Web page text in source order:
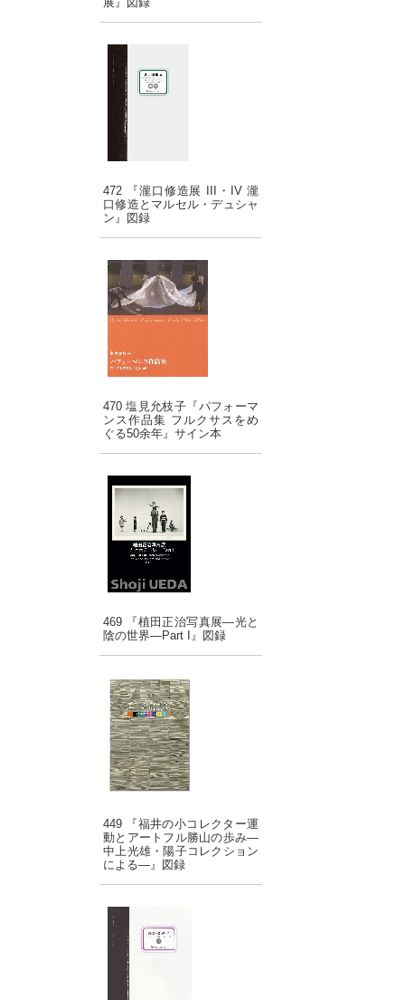
472 『瀧口修造展 III・IV 瀧
口修造とマルセル・デュシャ
ン』図録
470 塩見允枝子『パフォーマ
ンス作品集 フルクサスをめ
ぐる50余年』サイン本
469 『植田正治写真展―光と
陰の世界―Part I』図録
449 『福井の小コレクター運
動とアートフル勝山の歩み―
中上光雄・陽子コレクション
による―』図録